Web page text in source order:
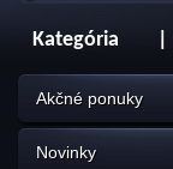
Kategória
Akčné ponuky
Novinky